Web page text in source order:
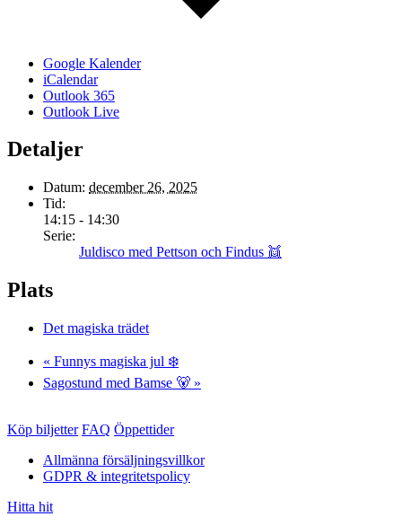
Google Kalender
iCalendar
Outlook 365
Outlook Live
Detaljer
Datum: december 26, 2025
Tid:
14:15 - 14:30
Serie:
Juldisco med Pettson och Findus 👯
Plats
Det magiska trädet
« Funnys magiska jul ❄️
Sagostund med Bamse 🐻 »
Köp biljetter FAQ Öppettider
Allmänna försäljningsvillkor
GDPR & integritetspolicy
Hitta hit